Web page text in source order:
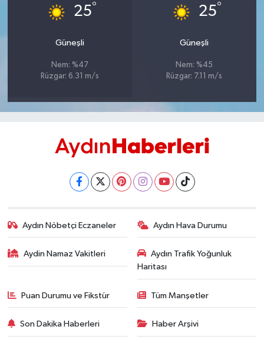
25°
Güneşli
Nem: %47
Rüzgar: 6.31 m/s
25°
Güneşli
Nem: %45
Rüzgar: 7.11 m/s
Aydın Nöbetçi Eczaneler Aydın Hava Durumu
Aydin Namaz Vakitleri
Aydın Trafik Yoğunluk
Haritası
Puan Durumu ve Fikstür Tüm Manşetler
Son Dakika Haberleri Haber Arşivi